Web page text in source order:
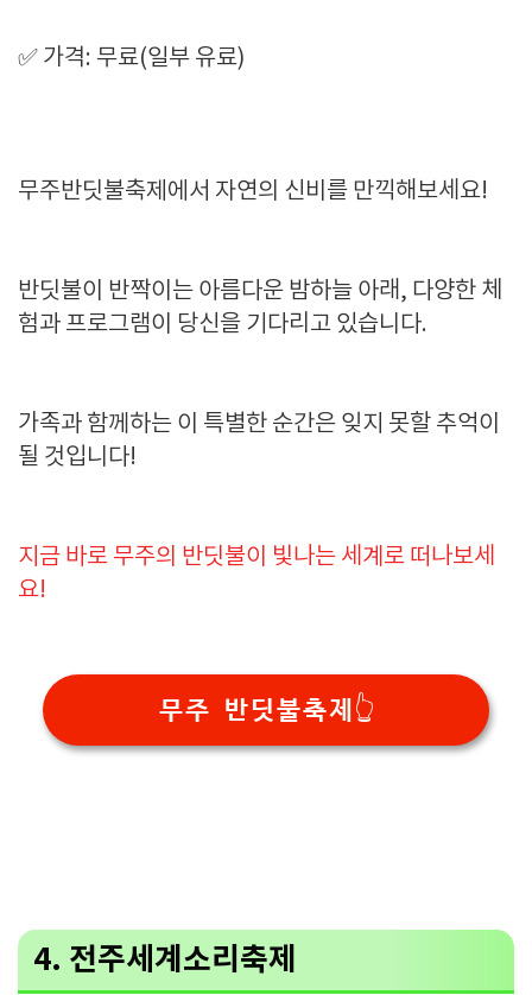
✅ 가격: 무료(일부 유료)
무주반딧불축제에서 자연의 신비를 만끽해보세요!
반딧불이 반짝이는 아름다운 밤하늘 아래, 다양한 체
험과 프로그램이 당신을 기다리고 있습니다.
가족과 함께하는 이 특별한 순간은 잊지 못할 추억이
될 것입니다!
지금 바로 무주의 반딧불이 빛나는 세계로 떠나보세
요!
무주 반딧불축제👆
4. 전주세계소리축제